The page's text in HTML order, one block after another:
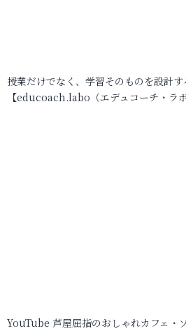
授業だけでなく、学習そのものを設計
【educoach.labo（エデュコーチ・ラ
YouTube 芦屋屈指のおしゃれカフェ・